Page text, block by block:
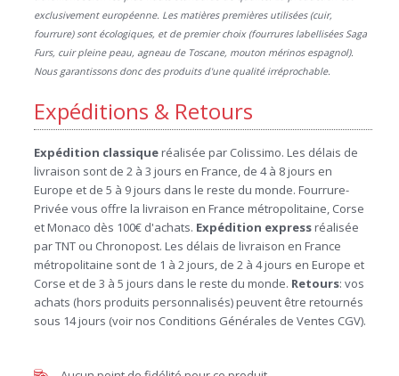
exclusivement européenne. Les matières premières utilisées (cuir,
fourrure) sont écologiques, et de premier choix (fourrures labellisées Saga
Furs, cuir pleine peau, agneau de Toscane, mouton mérinos espagnol).
Nous garantissons donc des produits d'une qualité irréprochable.
Expéditions & Retours
Expédition classiqueréalisée par Colissimo. Les délais de
livraison sont de 2 à 3 jours en France, de 4 à 8 jours en
Europe et de 5 à 9 jours dans le reste du monde. Fourrure-
Privée vous offre la livraison en France métropolitaine, Corse
et Monaco dès 100€ d'achats. Expédition expressréalisée
par TNT ou Chronopost. Les délais de livraison en France
métropolitaine sont de 1 à 2 jours, de 2 à 4 jours en Europe et
Corse et de 3 à 5 jours dans le reste du monde. Retours: vos
achats (hors produits personnalisés) peuvent être retournés
sous 14 jours (voir nos Conditions Générales de Ventes CGV).